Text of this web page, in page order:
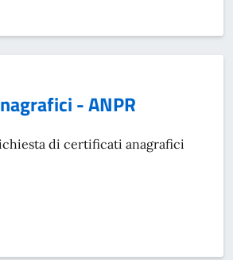
- ANPR
di certificati anagrafici
- ANPR}